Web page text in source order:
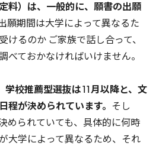
料）は、一般的に、願書の出願
願期間は大学によって異なるた
けるのか ご家族で話し合って、
べておかなければいけません。
学校推薦型選抜は
月以降と、文
程が決められています。 そし
められていても、具体的に何時
大学によって異なるため、それ